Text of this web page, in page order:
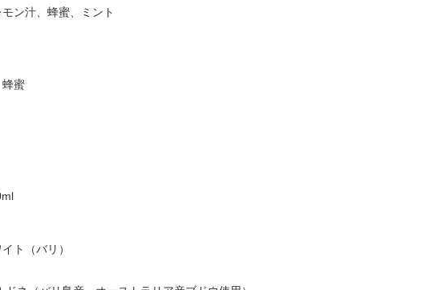
ン汁、蜂蜜、ミント
蜜
ト（バリ）